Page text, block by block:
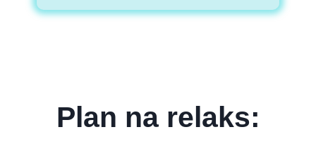
Plan na relaks: